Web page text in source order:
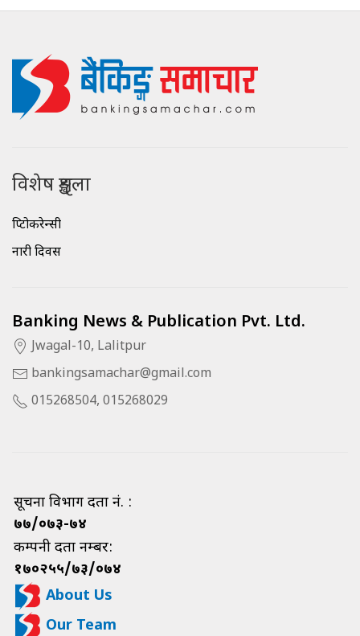
विशेष शृङ्खला
क्रिप्टोकरेन्सी
नारी दिवस
Banking News & Publication Pvt. Ltd.
Jwagal-10, Lalitpur
bankingsamachar@gmail.com
015268504, 015268029
सूचना विभाग दर्ता नं. :
७७/०७३-७४
कम्पनी दर्ता नम्बर:
१७०२५५/७३/०७४
About Us
Our Team